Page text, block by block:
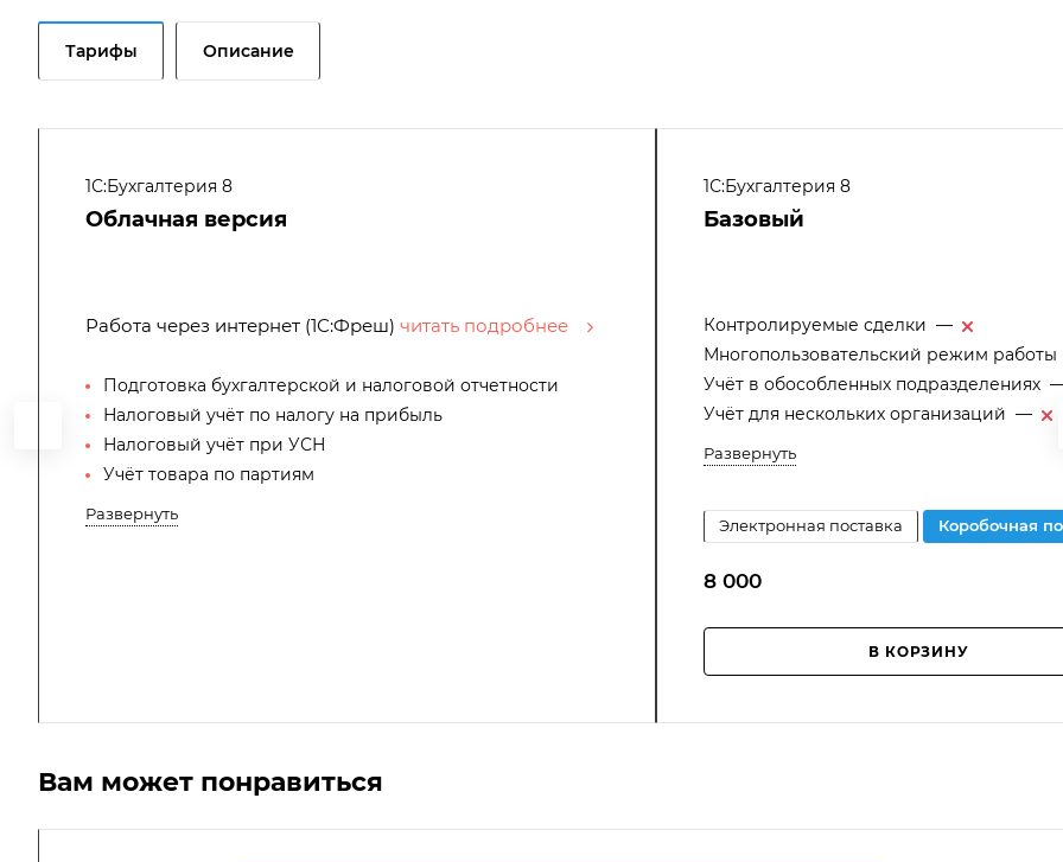
Тарифы Описание
1С:Бухгалтерия 8
Облачная версия
Работа через интернет (1С:Фреш) читать подробнее
Подготовка бухгалтерской и налоговой отчетности
Налоговый учёт по налогу на прибыль
Налоговый учёт при УСН
Учёт товара по партиям
Развернуть
1С:Бухгалтерия 8
Базовый
Контролируемые сделки —
Многопользовательский режим работы
Учёт в обособленных подразделениях
Учёт для нескольких организаций —
Развернуть
Электронная поставка Коробочная
8 000
В КОРЗИНУ
Вам может понравиться